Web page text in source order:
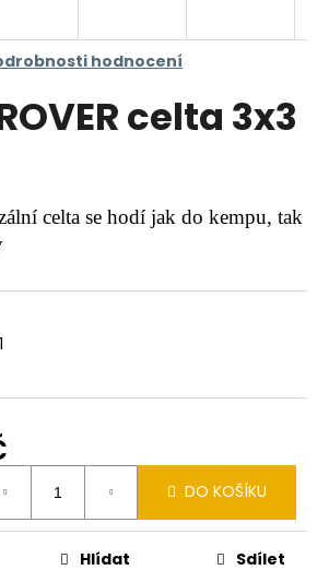
hodnocení
celta 3x3
celta se hodí jak do kempu, tak
DO KOŠÍKU
Hlídat Sdílet